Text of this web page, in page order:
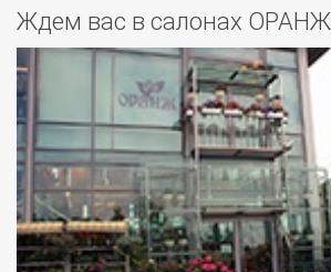
Ждем вас в салонах ОРАНЖ